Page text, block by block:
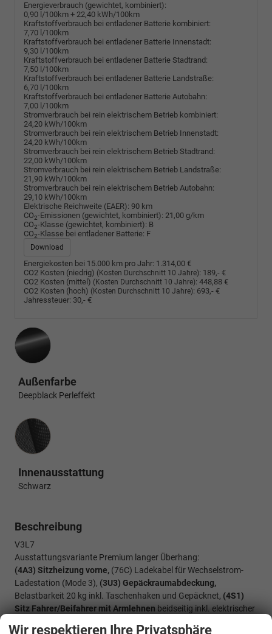
Energieverbrauch (gewichtet, kombiniert):
0,90 l/100km + 22,40 kWh/100km
Kraftstoffverbrauch bei entladener Batterie kombiniert:
7,70 l/100km
Kraftstoffverbrauch bei entladener Batterie Innenstadt:
9,30 l/100km
Kraftstoffverbrauch bei entladener Batterie Stadtrand:
7,50 l/100km
Kraftstoffverbrauch bei entladener Batterie Landstraße:
6,70 l/100km
Kraftstoffverbrauch bei entladener Batterie Autobahn:
7,00 l/100km
Stromverbrauch bei rein elektrischem Betrieb kombiniert:
24,20 kWh/100km
Stromverbrauch bei rein elektrischem Betrieb Innenstadt:
24,20 kWh/100km
Stromverbrauch bei rein elektrischem Betrieb Stadtrand:
22,00 kWh/100km
Stromverbrauch bei rein elektrischem Betrieb Landstraße:
21,90 kWh/100km
Stromverbrauch bei rein elektrischem Betrieb Autobahn:
29,10 kWh/100km
Elektrische Reichweite (EAER): 90 km
CO2-Emissionen (gewichtet, kombiniert): 21,00 g/km
CO2-Klasse (gewichtet, kombiniert): B
CO2-Klasse bei entladener Batterie: F
Download
Energiekosten bei 15.000 km pro Jahr: 1.314,00 €
CO2 Kosten (niedrig) (Kosten Durchschnitt 10 Jahre): 189,- €
CO2 Kosten (mittel) (Kosten Durchschnitt 10 Jahre): 448,88 €
CO2 Kosten (hoch) (Kosten Durchschnitt 10 Jahre): 693,- €
Jahressteuer: 30,- €
Außenfarbe
Deepblack Perleffekt
Innenausstattung
Innenausstattung
Schwarz
Beschreibung
V3L7
Ausstattungsvariante Premium langer Überhang:
(4A3) Sitzheizung vorne, (76C) Ladekabel für Wechselstrom-
Ladestation (Mode 3), (3U3) Gepäckraumabdeckung,
Belastbarkeit 20 kg inkl. Taschenhaken und Gepäcknet, (4S1)
Sitz Fahrer/Beifahrer mit Armlehnen beidseitig inkl. elektrischer
Wir respektieren Ihre Privatsphäre